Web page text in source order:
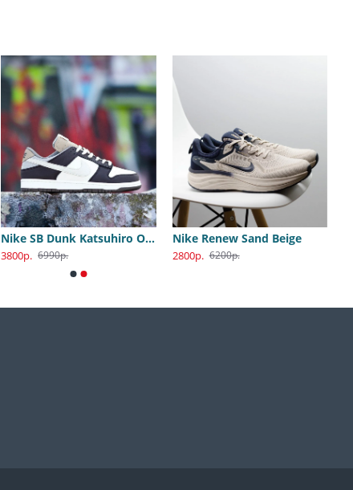
Nike SB Dunk Katsuhiro Otomo
3800р. 6990р.
Nike Renew Sand Beige
2800р. 6200р.